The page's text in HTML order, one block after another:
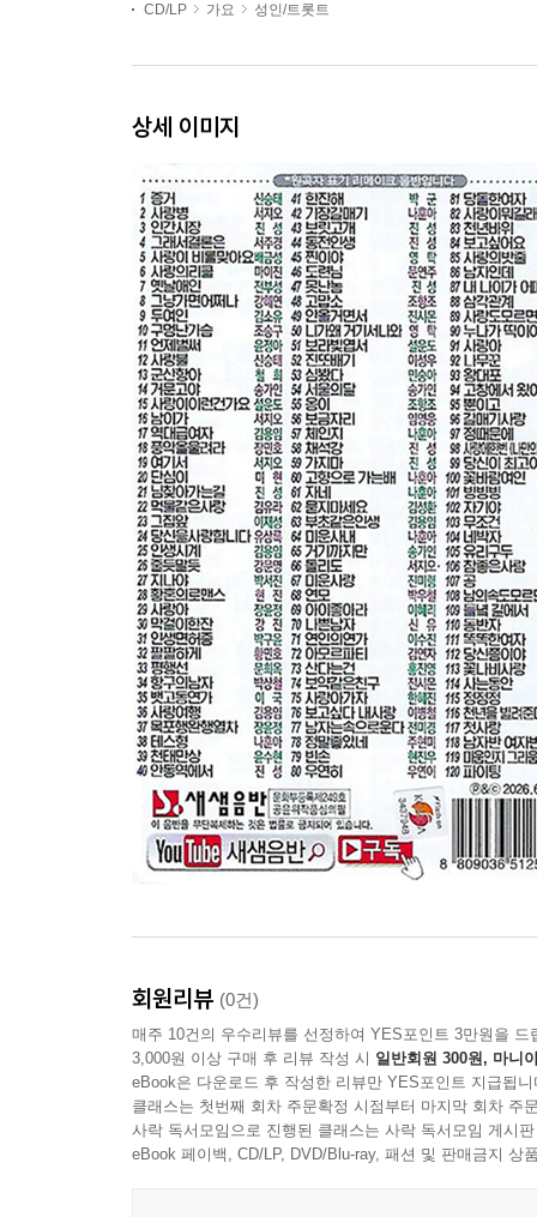
CD/LP 가요 성인/트롯트
상세 이미지
회원리뷰 (0건)
매주 10건의 우수리뷰를 선정하여 YES포인트 3만원을 드
3,000원 이상 구매 후 리뷰 작성 시 일반회원 300원, 마니
eBook은 다운로드 후 작성한 리뷰만 YES포인트 지급됩니
클래스는 첫번째 회차 주문확정 시점부터 마지막 회차 주
사락 독서모임으로 진행된 클래스는 사락 독서모임 게시
eBook 페이백, CD/LP, DVD/Blu-ray, 패션 및 판매금지 상